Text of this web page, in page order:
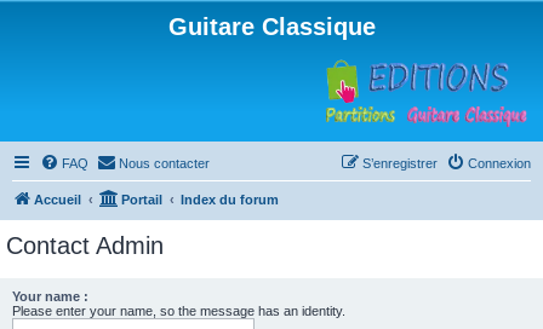
Guitare Classique
FAQ Nous contacter Connexion
S’enregistrer
Accueil Portail Index du forum
Contact Admin
Your name :
Please enter your name, so the message has an identity.